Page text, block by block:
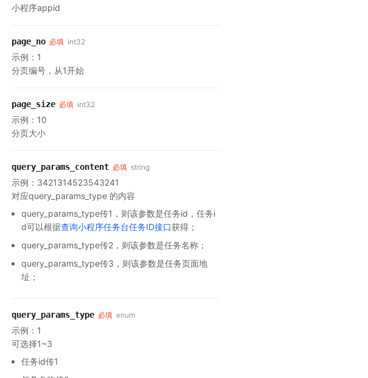
小程序appid
page_no 必填 int32
示例：1
分页编号，从1开始
page_size 必填 int32
示例：10
分页大小
query_params_content 必填 string
示例：3421314523543241
对应query_params_type 的内容
query_params_type传1，则该参数是任务id，任务i
d可以根据查询小程序任务台任务ID接口获得；
query_params_type传2，则该参数是任务名称；
query_params_type传3，则该参数是任务页面地
址；
query_params_type 必填 enum
示例：1
可选择1~3
任务id传1